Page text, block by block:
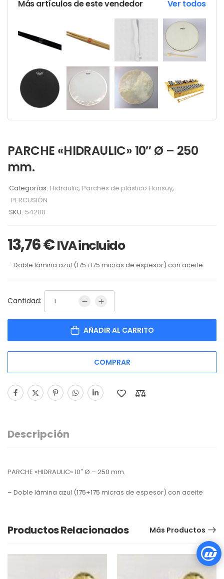
Más artículos de este vendedor Ver todos
PARCHE «HIDRAULIC» 10″ Ø – 250
mm.
Categorías: Hidraulic, Parches de plástico Honsuy,
PERCUSIÓN
SKU: 54200
13,76€IVA incluido
– Doble lámina azul (175+175 micras de espesor) con aceite
Cantidad:
AÑADIR AL CARRITO
COMPRAR
Descripción
PARCHE «HIDRAULIC» 10″ Ø – 250 mm.
– Doble lámina azul (175+175 micras de espesor) con aceite
Productos Relacionados Más Productos